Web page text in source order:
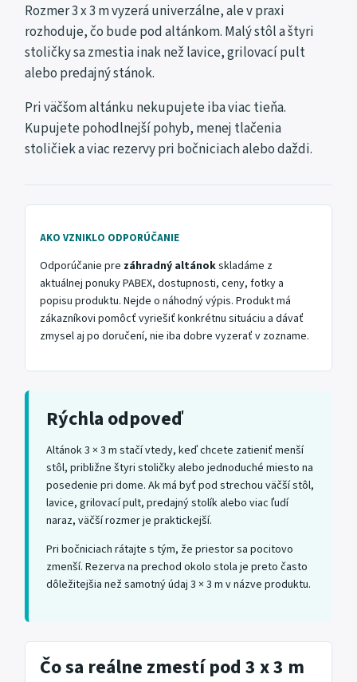
Rozmer 3 x 3 m vyzerá univerzálne, ale v praxi
rozhoduje, čo bude pod altánkom. Malý stôl a štyri
stoličky sa zmestia inak než lavice, grilovací pult
alebo predajný stánok.
Pri väčšom altánku nekupujete iba viac tieňa.
Kupujete pohodlnejší pohyb, menej tlačenia
stoličiek a viac rezervy pri bočniciach alebo daždi.
AKO VZNIKLO ODPORÚČANIE
Odporúčanie pre záhradný altánokskladáme z
aktuálnej ponuky PABEX, dostupnosti, ceny, fotky a
popisu produktu. Nejde o náhodný výpis. Produkt má
zákazníkovi pomôcť vyriešiť konkrétnu situáciu a dávať
zmysel aj po doručení, nie iba dobre vyzerať v zozname.
Rýchla odpoveď
Altánok 3 × 3 m stačí vtedy, keď chcete zatieniť menší
stôl, približne štyri stoličky alebo jednoduché miesto na
posedenie pri dome. Ak má byť pod strechou väčší stôl,
lavice, grilovací pult, predajný stolík alebo viac ľudí
naraz, väčší rozmer je praktickejší.
Pri bočniciach rátajte s tým, že priestor sa pocitovo
zmenší. Rezerva na prechod okolo stola je preto často
dôležitejšia než samotný údaj 3 × 3 m v názve produktu.
Čo sa reálne zmestí pod 3 x 3 m